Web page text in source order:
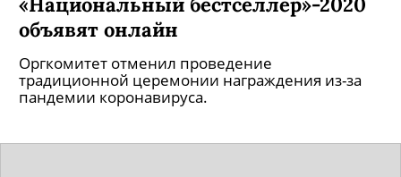
объявят онлайн
Оргкомитет отменил проведение
традиционной церемонии награждения из-за
пандемии коронавируса.